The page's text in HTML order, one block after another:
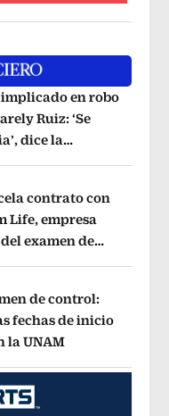
en robo
Ruiz: ‘Se
dice la
contrato con
Life, empresa
examen de
de control:
fechas de inicio
la UNAMOpens in new